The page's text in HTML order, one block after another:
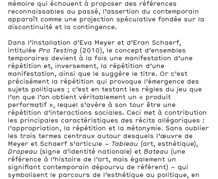
mémoire qui échouent à proposer des références
reconnaissables au passé, l’assertion du contemporain
apparaît comme une projection spéculative fondée sur la
discontinuité et la contingence.
Dans l’installation d’Eva Meyer et d’Eran Schaerf,
intitulée Pro Testing (2010), le concept d’ensembles
temporaires devient à la fois une manifestation d’une
répétition et, inversement, la répétition d’une
manifestation, ainsi que le suggère le titre. Or c’est
précisément la répétition qui provoque l’émergence des
sujets politiques ; c’est en testant les règles du jeu que
l’on que l’on obtient véritablement un « produit
performatif », lequel s’avère à son tour être une
répétition d’interactions sociales. Ceci met à contribution
les principales caractéristiques des récits allégoriques :
l’appropriation, la répétition et la métonymie. Sans oublier
les trois termes centraux autour desquels l’œuvre de
Meyer et Schaerf s’articule – Tableau (art, esthétique),
Drapeau (signe d’identité nationale) et Bateau (une
référence à l’histoire de l’art, mais également un
signifiant contemporain dépourvu de référent) – qui
symbolisent le parcours de l’esthétique au politique, en